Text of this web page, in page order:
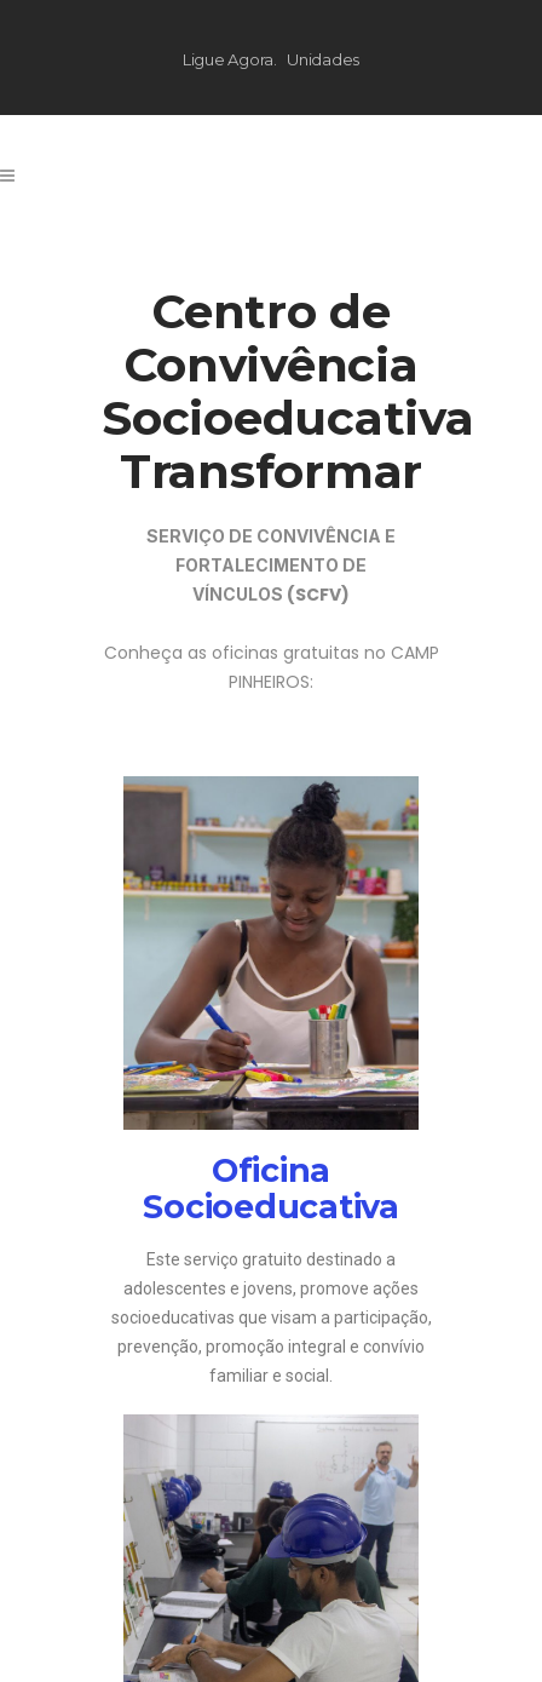
Ligue Agora. Unidades
Centro de
Convivência
Socioeducativa
Transformar
SERVIÇO DE CONVIVÊNCIA E
FORTALECIMENTO DE
VÍNCULOS (SCFV)
Conheça as oficinas gratuitas no CAMP
PINHEIROS:
Oficina
Socioeducativa
Este serviço gratuito destinado a
adolescentes e jovens, promove ações
socioeducativas que visam a participação,
prevenção, promoção integral e convívio
familiar e social.